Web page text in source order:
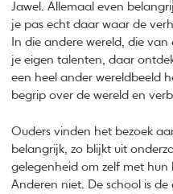
Jawel. Allemaal even
je pas echt daar waar de
In die andere wereld, die
je eigen talenten, daar
een heel ander wereldbeeld
begrip over de wereld en
Ouders vinden het bezoek
belangrijk, zo blijkt uit
gelegenheid om zelf met hun
Anderen niet. De school is